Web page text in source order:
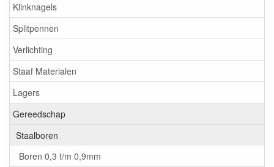
Klinknagels
Splitpennen
Verlichting
Staaf Materialen
Lagers
Gereedschap
Staalboren
Boren 0,3 t/m 0,9mm